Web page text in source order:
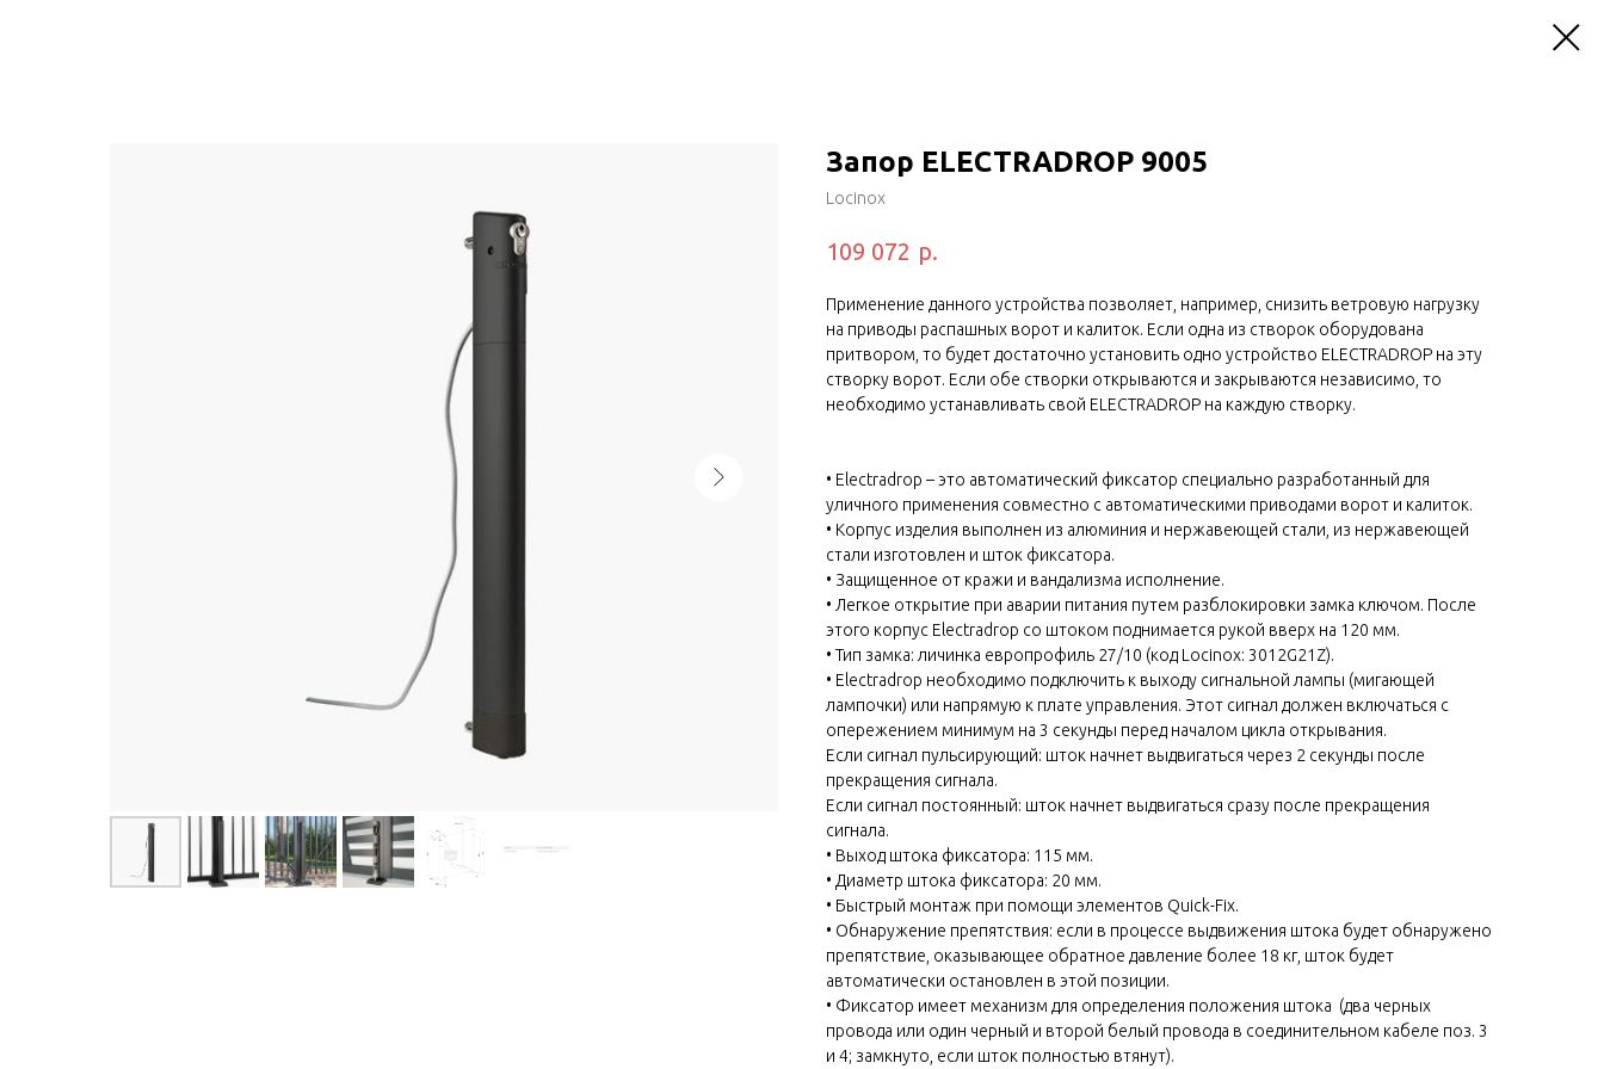
Запор ELECTRADROP 9005
Locinox
109 072 р.
Применение данного устройства позволяет, например, снизить ветровую нагрузку
на приводы распашных ворот и калиток. Если одна из створок оборудована
притвором, то будет достаточно установить одно устройство ELECTRADROP на эту
створку ворот. Если обе створки открываются и закрываются независимо, то
необходимо устанавливать свой ELECTRADROP на каждую створку.
• Electradrop – это автоматический фиксатор специально разработанный для
уличного применения совместно с автоматическими приводами ворот и калиток.
• Корпус изделия выполнен из алюминия и нержавеющей стали, из нержавеющей
стали изготовлен и шток фиксатора.
• Защищенное от кражи и вандализма исполнение.
• Легкое открытие при аварии питания путем разблокировки замка ключом. После
этого корпус Electradrop со штоком поднимается рукой вверх на 120 мм.
• Тип замка: личинка европрофиль 27/10 (код Locinox: 3012G21Z).
• Electradrop необходимо подключить к выходу сигнальной лампы (мигающей
лампочки) или напрямую к плате управления. Этот сигнал должен включаться с
опережением минимум на 3 секунды перед началом цикла открывания.
Если сигнал пульсирующий: шток начнет выдвигаться через 2 секунды после
прекращения сигнала.
Если сигнал постоянный: шток начнет выдвигаться сразу после прекращения
сигнала.
• Выход штока фиксатора: 115 мм.
• Диаметр штока фиксатора: 20 мм.
• Быстрый монтаж при помощи элементов Quick-Fix.
• Обнаружение препятствия: если в процессе выдвижения штока будет обнаружено
препятствие, оказывающее обратное давление более 18 кг, шток будет
автоматически остановлен в этой позиции.
• Фиксатор имеет механизм для определения положения штока (два черных
провода или один черный и второй белый провода в соединительном кабеле поз. 3
и 4; замкнуто, если шток полностью втянут).